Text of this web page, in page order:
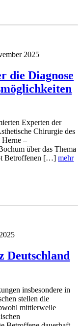
2025
die Diagnose
Experten der
Chirurgie des
–
über das Thema
Betroffenen […] mehr
Deutschland
insbesondere in
stellen die
mittlerweile